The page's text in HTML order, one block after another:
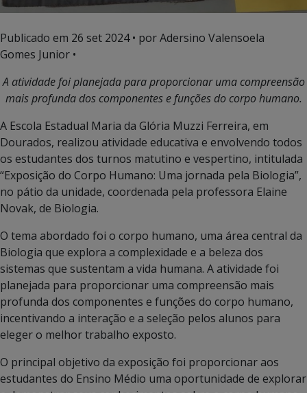
Publicado em 26 set 2024• por Adersino Valensoela
Gomes Junior •
A atividade foi planejada para proporcionar uma compreensão
mais profunda dos componentes e funções do corpo humano.
A Escola Estadual Maria da Glória Muzzi Ferreira, em
Dourados, realizou atividade educativa e envolvendo todos
os estudantes dos turnos matutino e vespertino, intitulada
“Exposição do Corpo Humano: Uma jornada pela Biologia”,
no pátio da unidade, coordenada pela professora Elaine
Novak, de Biologia.
O tema abordado foi o corpo humano, uma área central da
Biologia que explora a complexidade e a beleza dos
sistemas que sustentam a vida humana. A atividade foi
planejada para proporcionar uma compreensão mais
profunda dos componentes e funções do corpo humano,
incentivando a interação e a seleção pelos alunos para
eleger o melhor trabalho exposto.
O principal objetivo da exposição foi proporcionar aos
estudantes do Ensino Médio uma oportunidade de explorar